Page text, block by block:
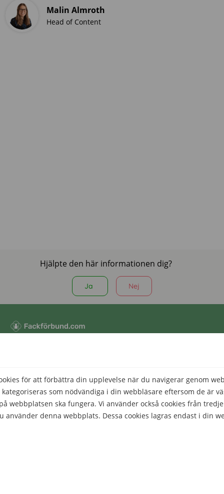
för att förbättra din upplevelse när du navigerar genom
kategoriseras som nödvändiga i din webbläsare eftersom de är
webbplatsen ska fungera. Vi använder också cookies från
använder denna webbplats. Dessa cookies lagras endast i din
Malin Almroth
Head of Content
Hjälpte den här informationen dig?
Ja Nej
Org nr: 556851-2321
Företaget